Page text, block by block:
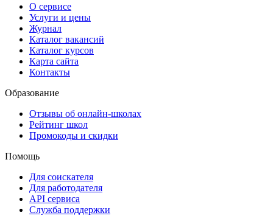
О сервисе
Услуги и цены
Журнал
Каталог вакансий
Каталог курсов
Карта сайта
Контакты
Образование
Отзывы об онлайн-школах
Рейтинг школ
Промокоды и скидки
Помощь
Для соискателя
Для работодателя
API сервиса
Служба поддержки